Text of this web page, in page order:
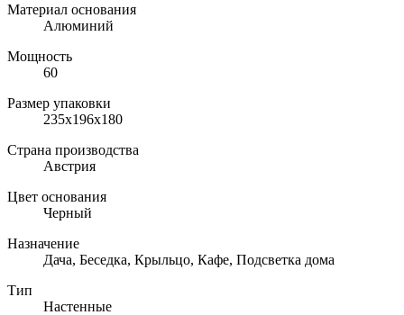
Материал основания
Алюминий
Мощность
60
Размер упаковки
235х196х180
Страна производства
Австрия
Цвет основания
Черный
Назначение
Дача, Беседка, Крыльцо, Кафе, Подсветка дома
Тип
Настенные